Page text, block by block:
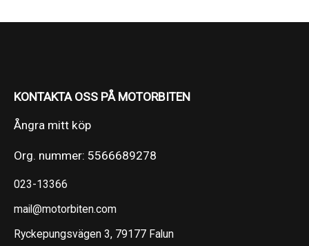
KONTAKTA OSS PÅ MOTORBITEN
Ångra mitt köp
Org. nummer: 5566689278
023-13366
mail@motorbiten.com
Ryckepungsvägen 3, 79177 Falun